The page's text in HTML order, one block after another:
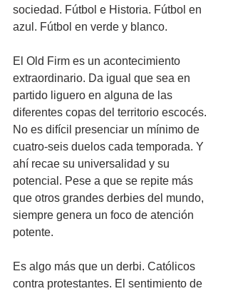
sociedad. Fútbol e Historia. Fútbol en
azul. Fútbol en verde y blanco.
El Old Firm es un acontecimiento
extraordinario. Da igual que sea en
partido liguero en alguna de las
diferentes copas del territorio escocés.
No es difícil presenciar un mínimo de
cuatro-seis duelos cada temporada. Y
ahí recae su universalidad y su
potencial. Pese a que se repite más
que otros grandes derbies del mundo,
siempre genera un foco de atención
potente.
Es algo más que un derbi. Católicos
contra protestantes. El sentimiento de